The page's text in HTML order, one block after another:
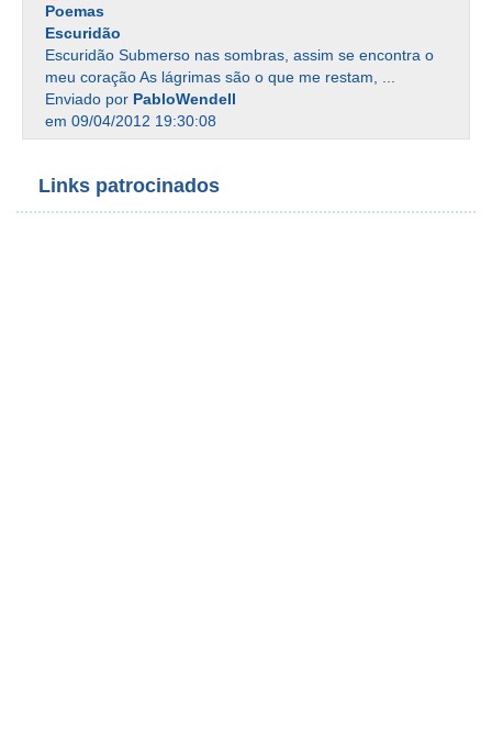
Poemas
Escuridão
Escuridão Submerso nas sombras, assim se encontra o
meu coração As lágrimas são o que me restam, ...
Enviado por PabloWendell
em 09/04/2012 19:30:08
Links patrocinados